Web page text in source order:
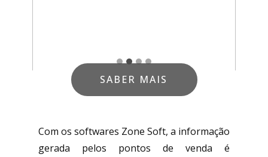
Com os softwares Zone Soft, a informação
gerada pelos pontos de venda é
SABER MAIS